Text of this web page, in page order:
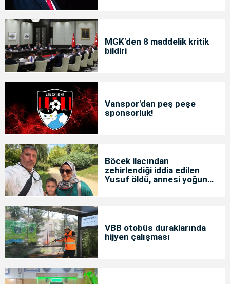
MGK'den 8 maddelik kritik
bildiri
Vanspor'dan peş peşe
sponsorluk!
Böcek ilacından
zehirlendiği iddia edilen
Yusuf öldü, annesi yoğun
VBB otobüs duraklarında
hijyen çalışması